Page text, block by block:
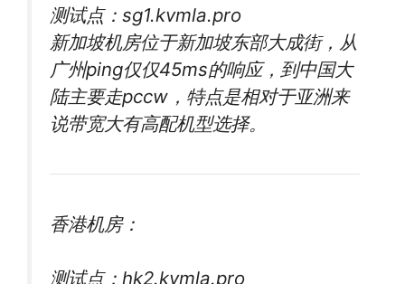
测试点：sg1.kvmla.pro
新加坡机房位于新加坡东部大成街，从
广州ping仅仅45ms的响应，到中国大
陆主要走pccw，特点是相对于亚洲来
说带宽大有高配机型选择。
香港机房：
测试点：hk2.kvmla.pro